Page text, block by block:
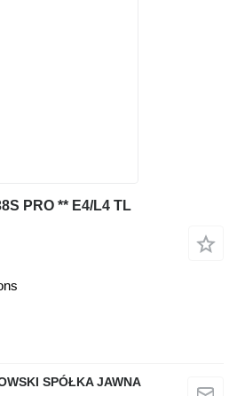
PRO ** E4/L4 TL
SPÓŁKA JAWNA